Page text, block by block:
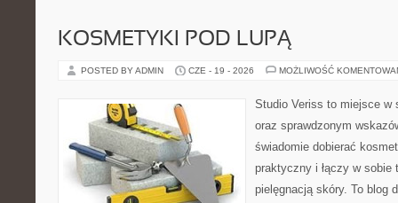
KOSMETYKI POD LUPĄ
POSTED BY ADMIN CZE - 19 - 2026 MOŻLIWOŚĆ
Studio Veriss to miejsce w
oraz sprawdzonym
świadomie dobierać
praktyczny i łączy w sobie
pielęgnacją skóry. To blog